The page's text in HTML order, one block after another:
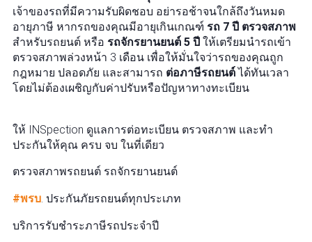
เจ้าของรถที่มีความรับผิดชอบ อย่ารอช้าจนใกล้ถึงวันหมด
อายุภาษี หากรถของคุณมีอายุเกินเกณฑ์ รถ 7 ปี ตรวจสภาพ
สำหรับรถยนต์ หรือ รถจักรยานยนต์ 5 ปี ให้เตรียมนำรถเข้า
ตรวจสภาพล่วงหน้า 3 เดือน เพื่อให้มั่นใจว่ารถของคุณถูก
กฎหมาย ปลอดภัย และสามารถ ต่อภาษีรถยนต์ได้ทันเวลา
โดยไม่ต้องเผชิญกับค่าปรับหรือปัญหาทางทะเบียน
ให้ INSpection ดูแลการต่อทะเบียน ตรวจสภาพ และทำ
ประกันให้คุณ ครบ จบ ในที่เดียว
ตรวจสภาพรถยนต์ รถจักรยานยนต์
#พรบ. ประกันภัยรถยนต์ทุกประเภท
บริการรับชำระภาษีรถประจำปี